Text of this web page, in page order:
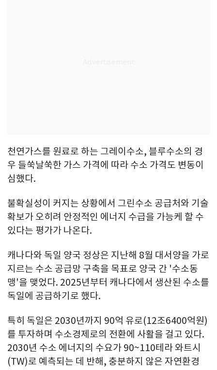
천연가스를 원료로 하는 그레이수소, 블루수소의 경
우 들쑥날쑥한 가스 가격에 따라 수소 가격도 변동이
심했다.
불확실성이 커지는 상황에서 그린수소 공급처와 기술
확보가 오히려 안정적인 에너지 수급을 가능케 할 수
있다는 평가가 나온다.
캐나다와 독일 양국 정상은 지난해 8월 대서양을 가로
지르는 수소 공급망 구축을 목표로 양국 간 '수소동
맹'을 맺었다. 2025년부터 캐나다에서 생산된 수소를
독일에 공급하기로 했다.
특히 독일은 2030년까지 90억 유로(12조6400억원)
를 투자하며 수소경제로의 전환에 사활을 걸고 있다.
2030년 수소 에너지의 수요가 90~110테라 와트시
(TW)로 예측되는 데 반해, 충분하지 않은 자연환경